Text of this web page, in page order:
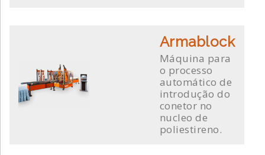
Armablock
Máquina para
o processo
automático de
introdução do
conetor no
nucleo de
poliestireno.